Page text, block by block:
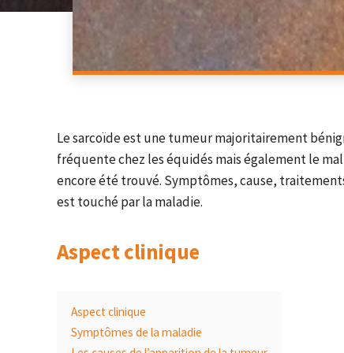
Le sarcoïde est une tumeur majoritairement
fréquente chez les équidés mais également le
encore été trouvé. Symptômes, cause,
est touché par la maladie.
Aspect clinique
Aspect clinique
Symptômes de la maladie